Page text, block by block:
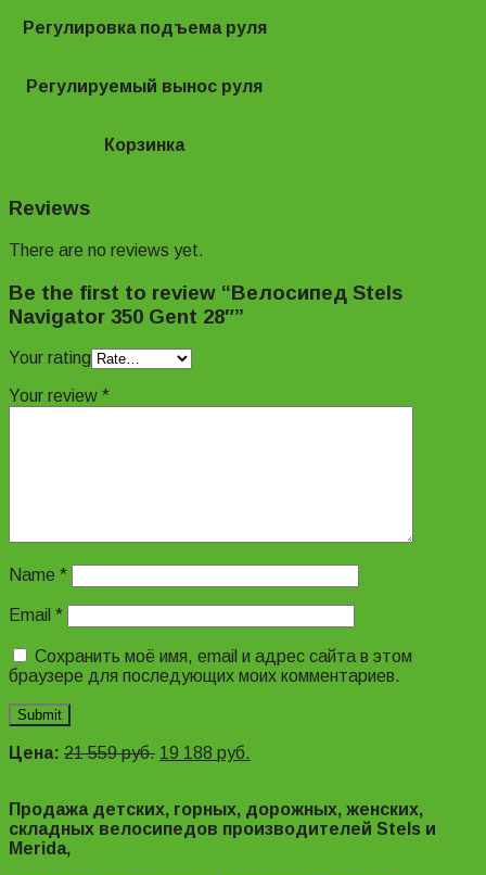
Регулировка подъема руля
Регулируемый вынос руля
Корзинка
Reviews
There are no reviews yet.
Be the first to review “Велосипед Stels
Navigator 350 Gent 28″”
Your rating
Your review *
Name *
Email *
Сохранить моё имя, email и адрес сайта в этом
браузере для последующих моих комментариев.
Цена: 21 559руб. 19 188 руб.
Продажа детских, горных, дорожных, женских,
складных велосипедов производителей Stels и
Merida,